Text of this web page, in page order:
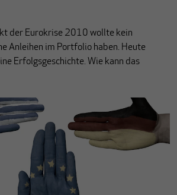
der Eurokrise 2010 wollte kein
Anleihen im Portfolio haben. Heute
Erfolgsgeschichte. Wie kann das